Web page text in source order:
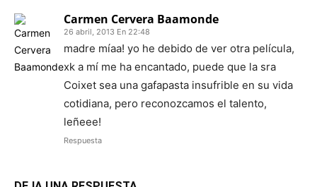
Carmen Cervera Baamonde
26 abril, 2013 En 22:48
madre míaa! yo he debido de ver otra película,
xk a mí me ha encantado, puede que la sra
Coixet sea una gafapasta insufrible en su vida
cotidiana, pero reconozcamos el talento,
leñeee!
Respuesta